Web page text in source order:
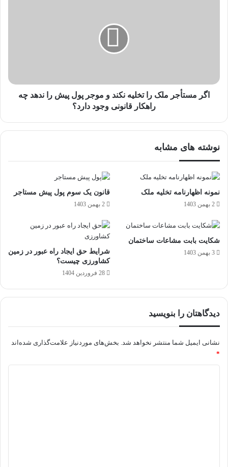
اگر مستأجر ملک را تخلیه نکند و موجر پول پیش را ندهد چه
راهکار قانونی وجود دارد؟
نوشته های مشابه
نمونه اظهارنامه تخلیه ملک
2 بهمن 1403
قانون یک سوم پول پیش مستاجر
2 بهمن 1403
شکایت بابت مشاعات ساختمان
3 بهمن 1403
شرایط حق ایجاد راه عبور در زمین
کشاورزی چیست؟
28 فروردین 1404
دیدگاهتان را بنویسید
نشانی ایمیل شما منتشر نخواهد شد. بخش‌های موردنیاز علامت‌گذاری شده‌اند
*